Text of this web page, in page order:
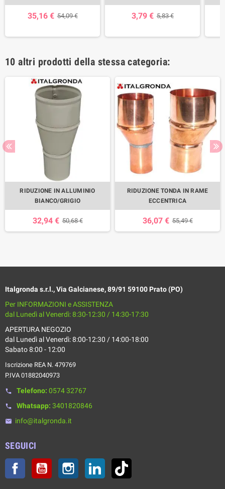
35,16 € 54,09 € 3,79 € 5,83 €
10 altri prodotti della stessa categoria:
RIDUZIONE IN ALLUMINIO
BIANCO/GRIGIO
32,94 € 50,68 €
RIDUZIONE TONDA IN RAME
ECCENTRICA
36,07 € 55,49 €
Italgronda s.r.l., Via Galcianese, 89/91 59100 Prato (PO)
Per INFORMAZIONI e ASSISTENZA
dal Lunedì al Venerdì: 8:30-12:30 / 14:30-17:30
APERTURA NEGOZIO
dal Lunedì al Venerdì: 8:00-12:30 / 14:00-18:00
Sabato 8:00 - 12:00
Iscrizione REA N. 479769
P.IVA 01882040973
phone Telefono: 0574 32767
phone Whatsapp: 3401820846
email info@italgronda.it
SEGUICI
Facebook YouTube Instagram LinkedIn